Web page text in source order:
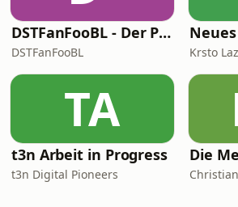
DSTFanFooBL - Der Podcast zur Down Set Talk! Fantasy Football Bundesliga
DSTFanFooBL
TA
t3n Arbeit in Progress
t3n Digital Pioneers
Die